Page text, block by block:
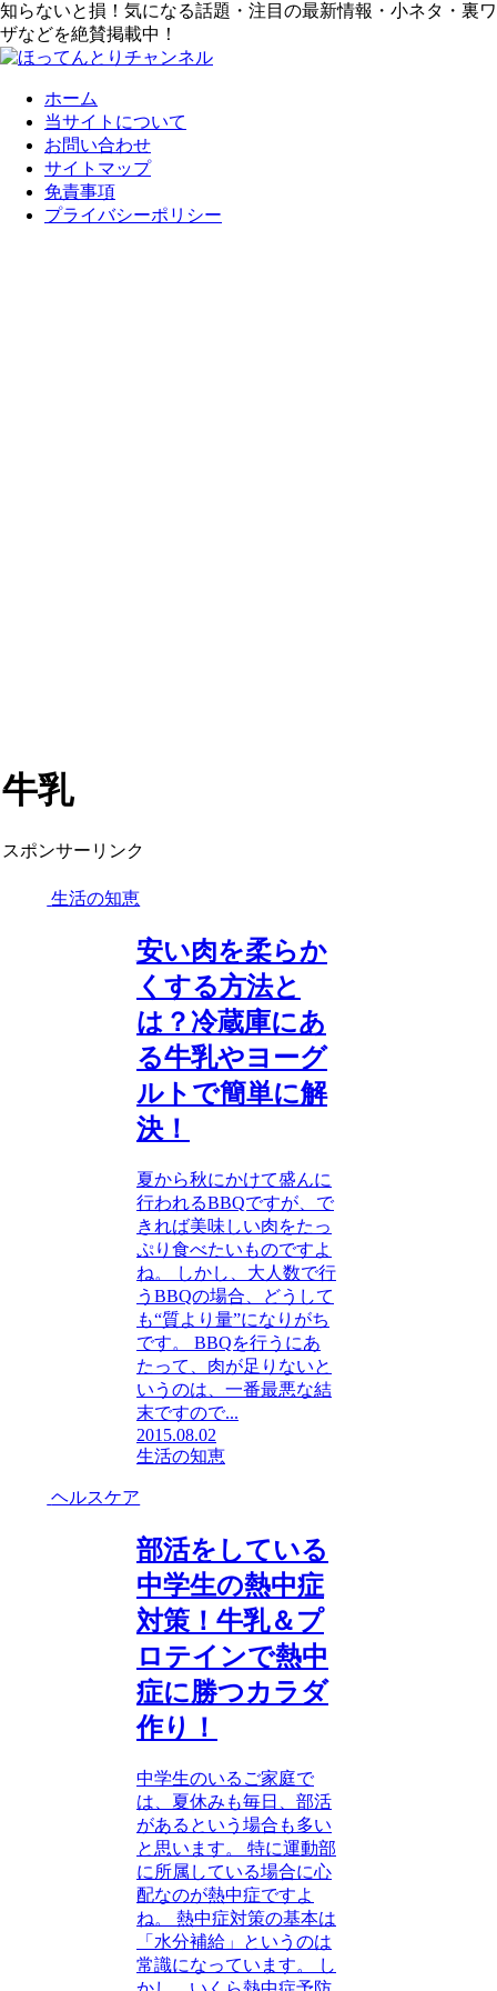
知らないと損！気になる話題・注目の最新情報・小ネタ・裏ワ
ザなどを絶賛掲載中！
ホーム
当サイトについて
お問い合わせ
サイトマップ
免責事項
プライバシーポリシー
牛乳
スポンサーリンク
生活の知恵
安い肉を柔らか
くする方法と
は？冷蔵庫にあ
る牛乳やヨーグ
ルトで簡単に解
決！
夏から秋にかけて盛んに
行われるBBQですが、で
きれば美味しい肉をたっ
ぷり食べたいものですよ
ね。 しかし、大人数で行
うBBQの場合、どうして
も“質より量”になりがち
です。 BBQを行うにあ
たって、肉が足りないと
いうのは、一番最悪な結
末ですので...
2015.08.02
生活の知恵
ヘルスケア
部活をしている
中学生の熱中症
対策！牛乳＆プ
ロテインで熱中
症に勝つカラダ
作り！
中学生のいるご家庭で
は、夏休みも毎日、部活
があるという場合も多い
と思います。 特に運動部
に所属している場合に心
配なのが熱中症ですよ
ね。 熱中症対策の基本は
「水分補給」というのは
常識になっています。 し